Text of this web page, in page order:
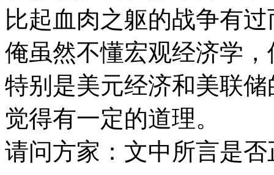
比起血肉之躯的战争有
俺虽然不懂宏观经济学
特别是美元经济和美联
觉得有一定的道理。
请问方家：文中所言是